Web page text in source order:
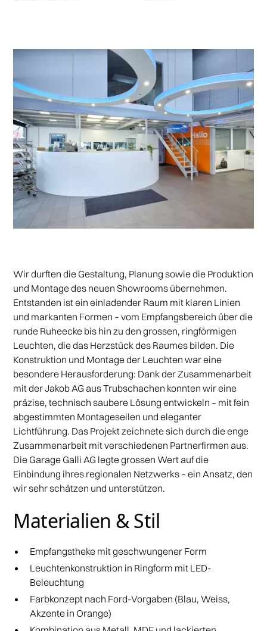
Wir durften die Gestaltung, Planung sowie die Produktion
und Montage des neuen Showrooms übernehmen.
Entstanden ist ein einladender Raum mit klaren Linien
und markanten Formen – vom Empfangsbereich über die
runde Ruheecke bis hin zu den grossen, ringförmigen
Leuchten, die das Herzstück des Raumes bilden. Die
Konstruktion und Montage der Leuchten war eine
besondere Herausforderung: Dank der Zusammenarbeit
mit der Jakob AG aus Trubschachen konnten wir eine
präzise, technisch saubere Lösung entwickeln – mit fein
abgestimmten Montageseilen und eleganter
Lichtführung. Das Projekt zeichnete sich durch die enge
Zusammenarbeit mit verschiedenen Partnerfirmen aus.
Die Garage Galli AG legte grossen Wert auf die
Einbindung ihres regionalen Netzwerks – ein Ansatz, den
wir sehr schätzen und unterstützen.
Materialien & Stil
Empfangstheke mit geschwungener Form
Leuchtenkonstruktion in Ringform mit LED-
Beleuchtung
Farbkonzept nach Ford-Vorgaben (Blau, Weiss,
Akzente in Orange)